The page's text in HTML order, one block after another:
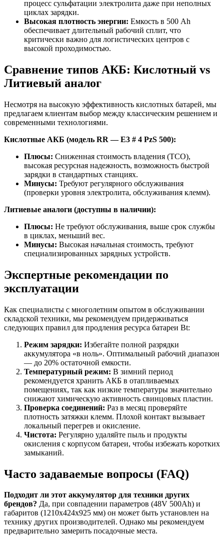
процесс сульфатации электролита даже при неполных
циклах зарядки.
Высокая плотность энергии: Емкость в 500 Ah
обеспечивает длительный рабочий сплит, что
критически важно для логистических центров с
высокой проходимостью.
Сравнение типов АКБ: Кислотный vs
Литиевый аналог
Несмотря на высокую эффективность кислотных батарей, мы
предлагаем клиентам выбор между классическим решением и
современными технологиями.
Кислотные АКБ (модель RR — E3 # 4 PzS 500):
Плюсы: Сниженная стоимость владения (TCO),
высокая ресурсная надежность, возможность быстрой
зарядки в стандартных станциях.
Минусы: Требуют регулярного обслуживания
(проверки уровня электролита, обслуживания клемм).
Литиевые аналоги (доступны в наличии):
Плюсы: Не требуют обслуживания, выше срок службы
в циклах, меньший вес.
Минусы: Высокая начальная стоимость, требуют
специализированных зарядных устройств.
Экспертные рекомендации по
эксплуатации
Как специалисты с многолетним опытом в обслуживании
складской техники, мы рекомендуем придерживаться
следующих правил для продления ресурса батареи Bt:
Режим зарядки: Избегайте полной разрядки
аккумулятора «в ноль». Оптимальный рабочий диапазон
— до 20% остаточной емкости.
Температурный режим: В зимний период
рекомендуется хранить АКБ в отапливаемых
помещениях, так как низкие температуры значительно
снижают химическую активность свинцовых пластин.
Проверка соединений: Раз в месяц проверяйте
плотность затяжки клемм. Плохой контакт вызывает
локальный перегрев и окисление.
Чистота: Регулярно удаляйте пыль и продукты
окисления с корпусом батареи, чтобы избежать коротких
замыканий.
Часто задаваемые вопросы (FAQ)
Подходит ли этот аккумулятор для техники других
брендов? Да, при совпадении параметров (48V 500Ah) и
габаритов (1210x424x925 мм) он может быть установлен на
технику других производителей. Однако мы рекомендуем
предварительно замерить посадочные места.